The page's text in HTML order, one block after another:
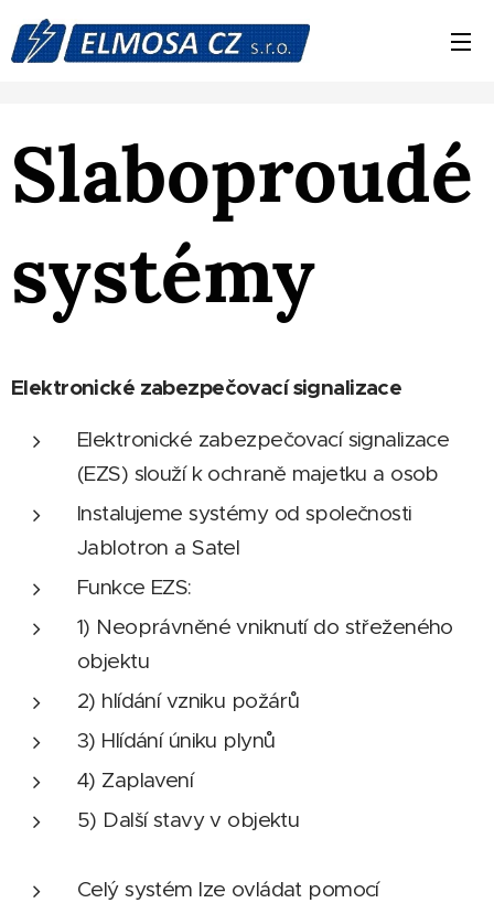
Slaboproudé
systémy
Elektronické zabezpečovací signalizace
Elektronické zabezpečovací signalizace
(EZS) slouží k ochraně majetku a osob
Instalujeme systémy od společnosti
Jablotron a Satel
Funkce EZS:
1) Neoprávněné vniknutí do střeženého
objektu
2) hlídání vzniku požárů
3) Hlídání úniku plynů
4) Zaplavení
5) Další stavy v objektu
Celý systém lze ovládat pomocí